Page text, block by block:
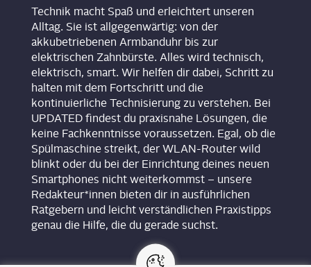
Technik macht Spaß und erleichtert unseren
Alltag. Sie ist allgegenwärtig: von der
akkubetriebenen Armbanduhr bis zur
elektrischen Zahnbürste. Alles wird technisch,
elektrisch, smart. Wir helfen dir dabei, Schritt zu
halten mit dem Fortschritt und die
kontinuierliche Technisierung zu verstehen. Bei
UPDATED findest du praxisnahe Lösungen, die
keine Fachkenntnisse voraussetzen. Egal, ob die
Spülmaschine streikt, der WLAN-Router wild
blinkt oder du bei der Einrichtung deines neuen
Smartphones nicht weiterkommst – unsere
Redakteur*innen bieten dir in ausführlichen
Ratgebern und leicht verständlichen Praxistipps
genau die Hilfe, die du gerade suchst.